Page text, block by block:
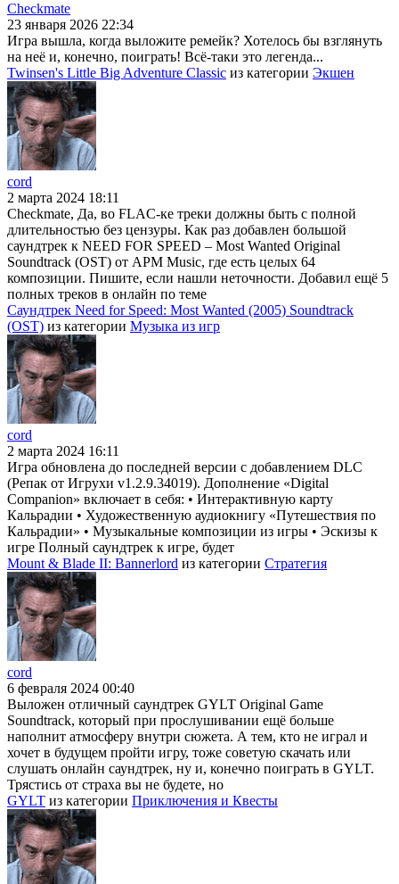
Checkmate
23 января 2026 22:34
Игра вышла, когда выложите ремейк? Хотелось бы взглянуть
на неё и, конечно, поиграть! Всё-таки это легенда...
Twinsen's Little Big Adventure Classic из категории Экшен
cord
2 марта 2024 18:11
Checkmate, Да, во FLAC-ке треки должны быть с полной
длительностью без цензуры. Как раз добавлен большой
саундтрек к NEED FOR SPEED – Most Wanted Original
Soundtrack (OST) от APM Music, где есть целых 64
композиции. Пишите, если нашли неточности. Добавил ещё 5
полных треков в онлайн по теме
Саундтрек Need for Speed: Most Wanted (2005) Soundtrack
(OST) из категории Музыка из игр
cord
2 марта 2024 16:11
Игра обновлена до последней версии с добавлением DLC
(Репак от Игрухи v1.2.9.34019). Дополнение «Digital
Companion» включает в себя: • Интерактивную карту
Кальрадии • Художественную аудиокнигу «Путешествия по
Кальрадии» • Музыкальные композиции из игры • Эскизы к
игре Полный саундтрек к игре, будет
Mount & Blade II: Bannerlord из категории Стратегия
cord
6 февраля 2024 00:40
Выложен отличный саундтрек GYLT Original Game
Soundtrack, который при прослушивании ещё больше
наполнит атмосферу внутри сюжета. А тем, кто не играл и
хочет в будущем пройти игру, тоже советую скачать или
слушать онлайн саундтрек, ну и, конечно поиграть в GYLT.
Трястись от страха вы не будете, но
GYLT из категории Приключения и Квесты